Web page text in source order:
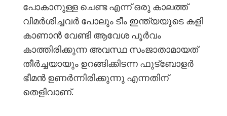
പോകാനുള്ള ചെണ്ട എന്ന് ഒരു കാലത്ത്
വിമർശിച്ചവർ പോലും ടീം ഇന്ത്യയുടെ കളി
കാണാൻ വേണ്ടി ആവേശ പൂർവം
കാത്തിരിക്കുന്ന അവസ്ഥ സംജാതാമായത്
തീർച്ചയായും ഉറങ്ങിക്കിടന്ന ഫുട്ബോളർ
ഭീമൻ ഉണർന്നിരിക്കുന്നു എന്നതിന്
തെളിവാണ്.